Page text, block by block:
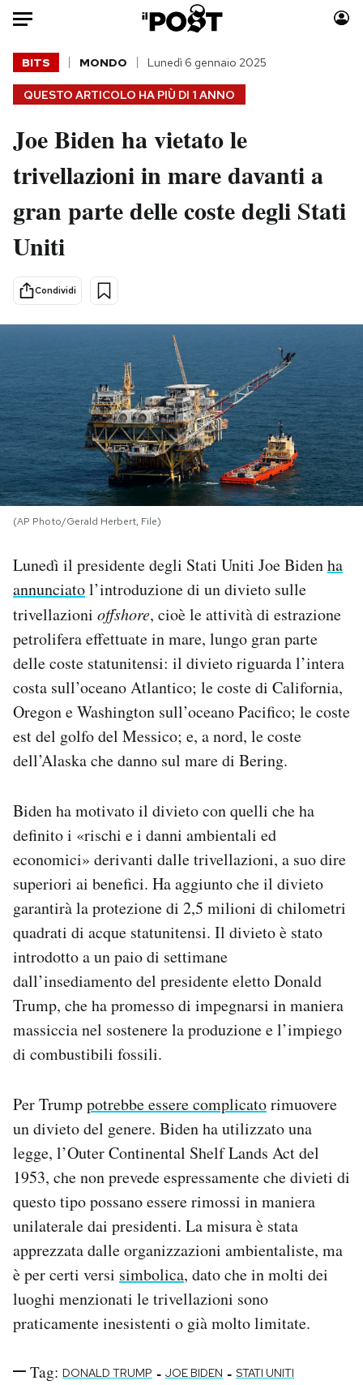
Auto
HOME
Italia
Politica
Tecnologia
Internet
Scienza
Cultura
Economia
Sport
Moda
Consumismi
Storie/Idee
Mondiali calcio 2026
PODCAST
NEWSLETTER
I MIEI PREFERITI
SHOP
CALENDARIO
AREA PERSONALE
Area Personale
Newsletter
Notifiche mobile
Regala il Post
QUESTO ARTICOLO HA PIÙ DI 1 ANNO
BITS MONDO Lunedì 6 gennaio 2025
Joe Biden ha vietato le
trivellazioni in mare davanti a
gran parte delle coste degli Stati
Uniti
Condividi
(AP Photo/Gerald Herbert, File)
Lunedì il presidente degli Stati Uniti Joe Bidenha
annunciatol’introduzione di un divieto sulle
trivellazioni offshore, cioè le attività di estrazione
petrolifera effettuate in mare, lungo gran parte
delle coste statunitensi: il divieto riguarda l’intera
costa sull’oceano Atlantico; le coste di California,
Oregon e Washington sull’oceano Pacifico; le coste
est del golfo del Messico; e, a nord, le coste
dell’Alaska che danno sul mare di Bering.
Biden ha motivato il divieto con quelli che ha
definito i «rischi e i danni ambientali ed
economici» derivanti dalle trivellazioni, a suo dire
superiori ai benefici. Ha aggiunto che il divieto
garantirà la protezione di 2,5 milioni di chilometri
quadrati di acque statunitensi. Il divieto è stato
introdotto a un paio di settimane
dall’insediamento del presidente eletto Donald
Trump, che ha promesso di impegnarsi in maniera
massiccia nel sostenere la produzione e l’impiego
di combustibili fossili.
Per Trumppotrebbe essere complicatorimuovere
un divieto del genere. Biden ha utilizzato una
legge, l’Outer Continental Shelf Lands Act del
1953, che non prevede espressamente che divieti di
questo tipo possano essere rimossi in maniera
unilaterale dai presidenti. La misura è stata
apprezzata dalle organizzazioni ambientaliste, ma
è per certi versi simbolica, dato che in molti dei
luoghi menzionati le trivellazioni sono
praticamente inesistenti o già molto limitate.
Tag: DONALD TRUMP - JOE BIDEN - STATI UNITI